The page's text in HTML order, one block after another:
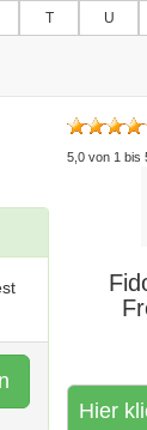
T U
5,0 von 1 bis
Hier